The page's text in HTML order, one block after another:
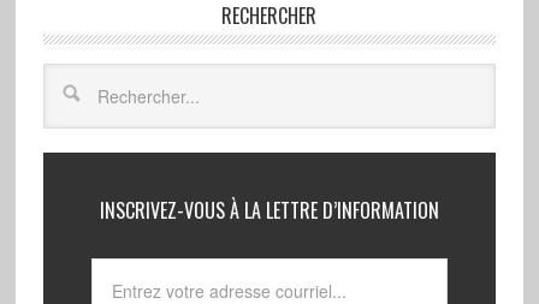
RECHERCHER
INSCRIVEZ-VOUS À LA LETTRE D’INFORMATION